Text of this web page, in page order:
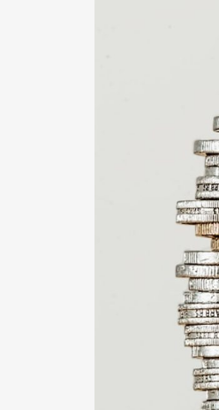
פרסם באתר